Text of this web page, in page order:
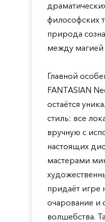
философских
природа
между магией
Главной
FANTASIAN
остаётся
стиль: все
вручную с
настоящих
мастерами
придаёт игре
очарование
волшебства.